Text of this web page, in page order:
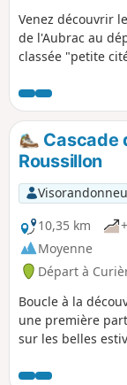
Venez découvrir
de l'Aubrac au
classée "petite
très belle église
apprécierez sans
randonnée variée
hauteur dans les
descendrez vers
de Saint-Urcize et
longer l'Hère qui
cascades.Evitez
grande chaleur !
Cascade
Roussillon
10,35 km
Moyenne
Départ à
Boucle à la
une première
sur les belles
estives.GPS ou